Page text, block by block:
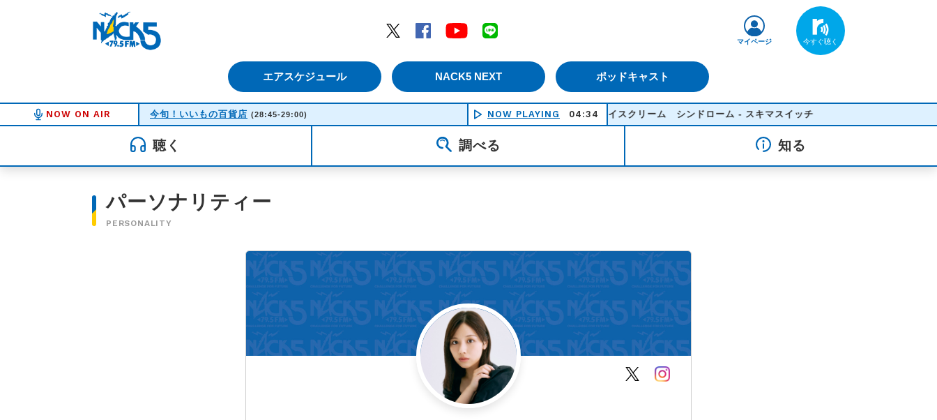
Twitter
Facebook YouTube
エアスケジュール NACK5 NEXT ポッドキャスト
マイページ
NOW ON AIR 今旬！いいもの百貨店 (28:45-29:00) NOW PLAYING 04:34
アイスクリーム シンドローム - スキマスイッチ
聴く 調べる 知る
パーソナリティー
PERSONALITY
Twitter